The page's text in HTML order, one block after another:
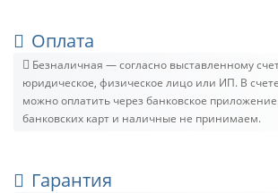
Оплата
Безналичная — согласно выставленному
юридическое, физическое лицо или ИП. В счете
можно оплатить через банковское
банковских карт и наличные не принимаем.
Гарантия